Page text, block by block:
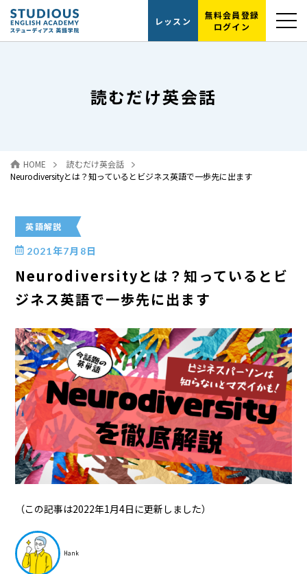
レッスンの流れ
読むだけ英会話
レッスン
無料会員登録
ログイン
読むだけ英会話
HOME
読むだけ英会話
Neurodiversityとは？知っているとビジネス英語で一歩先に出ます
英語解説
2021年7月8日
Neurodiversityとは？知っているとビ
ジネス英語で一歩先に出ます
（この記事は2022年1月4日に更新しました）
Hank